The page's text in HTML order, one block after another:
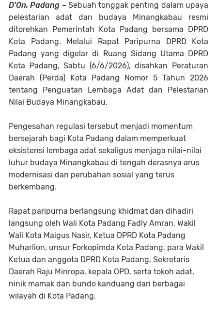
D'On, Padang –Sebuah tonggak penting dalam upaya
pelestarian adat dan budaya Minangkabau resmi
ditorehkan Pemerintah Kota Padang bersama DPRD
Kota Padang. Melalui Rapat Paripurna DPRD Kota
Padang yang digelar di Ruang Sidang Utama DPRD
Kota Padang, Sabtu (6/6/2026), disahkan Peraturan
Daerah (Perda) Kota Padang Nomor 5 Tahun 2026
tentang Penguatan Lembaga Adat dan Pelestarian
Nilai Budaya Minangkabau.
Pengesahan regulasi tersebut menjadi momentum
bersejarah bagi Kota Padang dalam memperkuat
eksistensi lembaga adat sekaligus menjaga nilai-nilai
luhur budaya Minangkabau di tengah derasnya arus
modernisasi dan perubahan sosial yang terus
berkembang.
Rapat paripurna berlangsung khidmat dan dihadiri
langsung oleh Wali Kota Padang Fadly Amran, Wakil
Wali Kota Maigus Nasir, Ketua DPRD Kota Padang
Muharlion, unsur Forkopimda Kota Padang, para Wakil
Ketua dan anggota DPRD Kota Padang, Sekretaris
Daerah Raju Minropa, kepala OPD, serta tokoh adat,
ninik mamak dan bundo kanduang dari berbagai
wilayah di Kota Padang.